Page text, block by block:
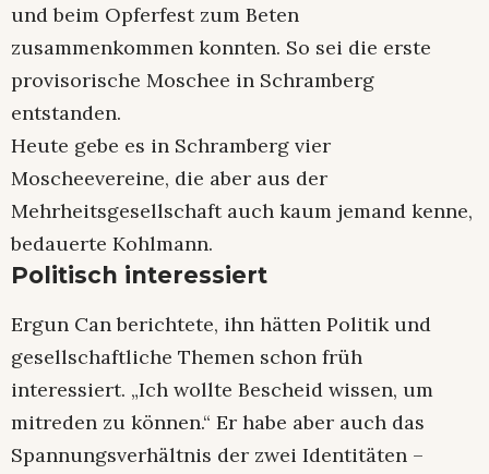
und beim Opferfest zum Beten
zusammenkommen konnten. So sei die erste
provisorische Moschee in Schramberg
entstanden.
Heute gebe es in Schramberg vier
Moscheevereine, die aber aus der
Mehrheitsgesellschaft auch kaum jemand kenne,
bedauerte Kohlmann.
Politisch interessiert
Ergun Can berichtete, ihn hätten Politik und
gesellschaftliche Themen schon früh
interessiert. „Ich wollte Bescheid wissen, um
mitreden zu können.“ Er habe aber auch das
Spannungsverhältnis der zwei Identitäten –